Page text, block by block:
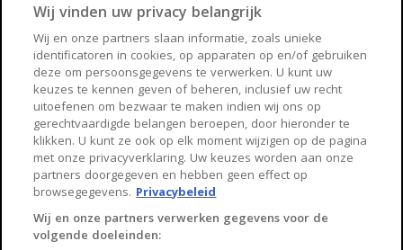
Arnhem
Zwolle
Huisnet
Over Huisnet
Algemene voorwaarden
Privacybeleid
Contact
Wij vinden uw privacy belangrijk
Wij en onze partners slaan informatie, zoals unieke
identificatoren in cookies, op apparaten op en/of gebruiken
deze om persoonsgegevens te verwerken. U kunt uw
keuzes te kennen geven of beheren, inclusief uw recht
uitoefenen om bezwaar te maken indien wij ons op
gerechtvaardigde belangen beroepen, door hieronder te
klikken. U kunt ze ook op elk moment wijzigen op de pagina
met onze privacyverklaring. Uw keuzes worden aan onze
partners doorgegeven en hebben geen effect op
browsegegevens. Privacybeleid
Wij en onze partners verwerken gegevens voor de
volgende doeleinden: